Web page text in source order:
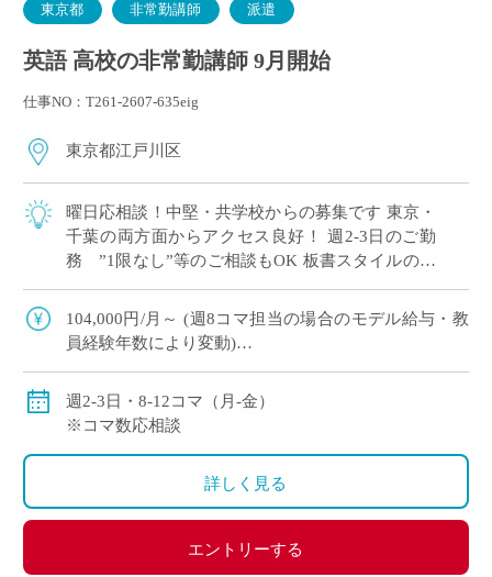
東京都 非常勤講師 派遣
英語 高校の非常勤講師 9月開始
仕事NO：T261-2607-635eig
東京都江戸川区
曜日応相談！中堅・共学校からの募集です 東京・
千葉の両方面からアクセス良好！ 週2-3日のご勤
務 ”1限なし”等のご相談もOK 板書スタイルの授
104,000円/月～ (週8コマ担当の場合のモデル給与・教
員経験年数により変動)
員経験年数により変動)
週2-3日・8-12コマ（月-金）
※コマ数応相談
詳しく見る
エントリーする